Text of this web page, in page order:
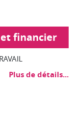
financier
Plus de détails...